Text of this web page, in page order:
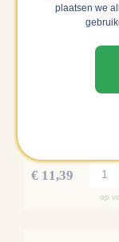
L'Herbe Folle
€ 11,39
op
plaatsen we